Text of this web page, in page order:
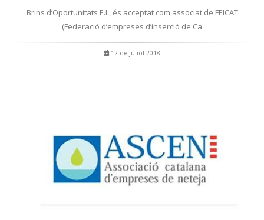
Brins d’Oportunitats E.I., és acceptat com associat de FEICAT
(Federació d’empreses d’inserció de Ca
12 de juliol 2018